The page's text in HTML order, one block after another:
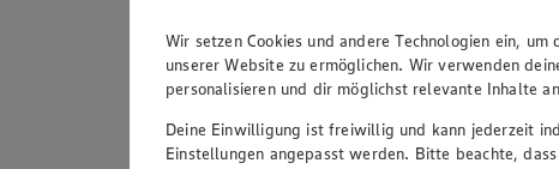
Wir setzen Cookies und andere Technologien ein,
unserer Website zu ermöglichen. Wir verwenden
personalisieren und dir möglichst relevante Inhalte
Deine Einwilligung ist freiwillig und kann jederzeit
Einstellungen angepasst werden. Bitte beachte,